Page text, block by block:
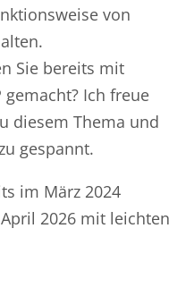
von
Sie bereits mit
Ich freue
diesem Thema und
gespannt.
im März 2024
2026 mit leichten